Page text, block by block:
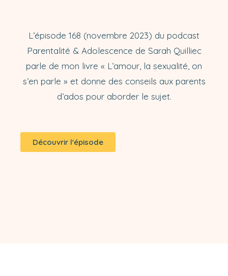
L’épisode 168 (novembre 2023) du podcast
Parentalité & Adolescence de Sarah Quilliec
parle de mon livre « L’amour, la sexualité, on
s’en parle » et donne des conseils aux parents
d’ados pour aborder le sujet.
Découvrir l'épisode